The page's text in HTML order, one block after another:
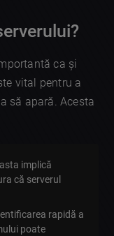
ca și
vital pentru a
să apară. Acesta
implică
că serverul
rapidă a
poate